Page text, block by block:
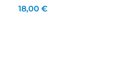
18,00 €